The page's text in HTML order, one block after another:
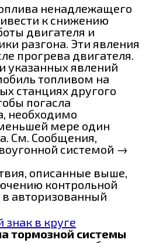
ненадлежащего
к снижению
двигателя и
разгона. Эти явления
прогрева двигателя.
указанных явлений
топливом на
станциях другого
погасла
необходимо
мере один
См. Сообщения,
системой →
описанные выше,
контрольной
авторизованный
тормозной системы